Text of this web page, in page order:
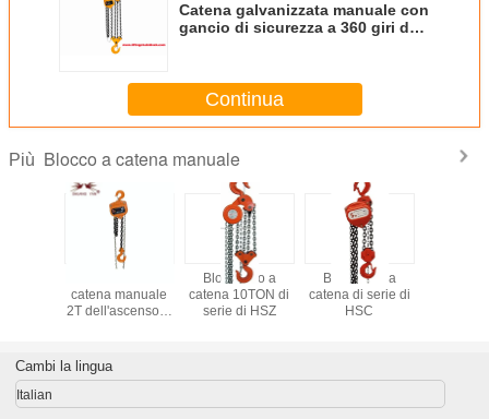
Catena galvanizzata manuale con
gancio di sicurezza a 360 giri da
Continua
Più Blocco a catena manuale
la
di
di
qualità
catena manuale
2T dell'ascensore
tirata con la
catena di
Tedesco-qualità a
Blocchetto a
catena 10TON di
serie di HSZ
Blocchetto a
catena di serie di
HSC
Cambi la lingua
Italian